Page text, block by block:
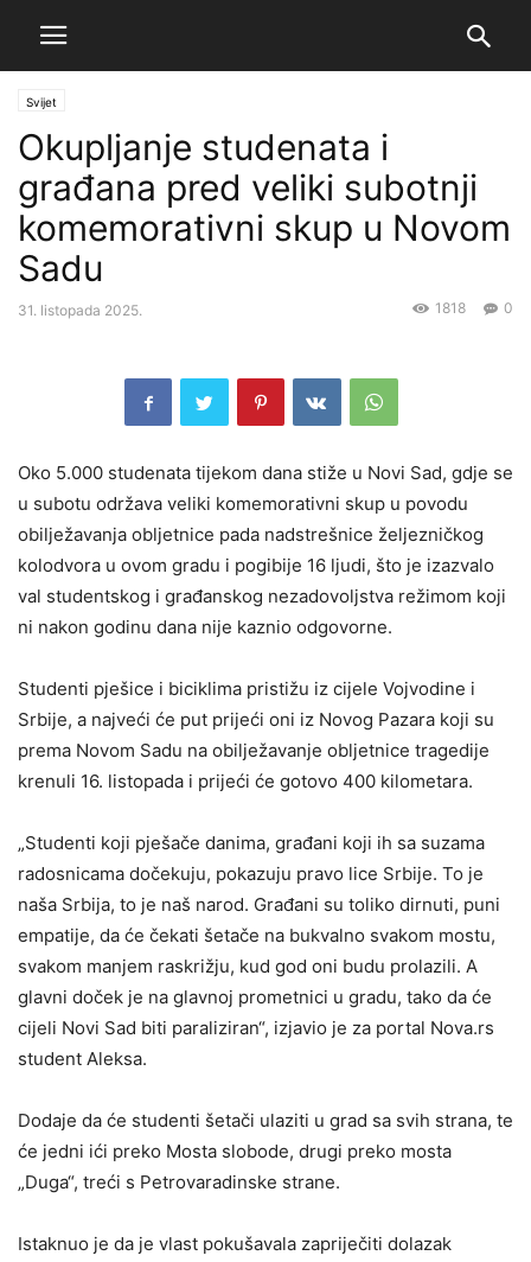
Svijet
Okupljanje studenata i
građana pred veliki subotnji
komemorativni skup u Novom
Sadu
31. listopada 2025. 0
1818
Oko 5.000 studenata tijekom dana stiže u Novi Sad, gdje se
u subotu održava veliki komemorativni skup u povodu
obilježavanja obljetnice pada nadstrešnice željezničkog
kolodvora u ovom gradu i pogibije 16 ljudi, što je izazvalo
val studentskog i građanskog nezadovoljstva režimom koji
ni nakon godinu dana nije kaznio odgovorne.
Studenti pješice i biciklima pristižu iz cijele Vojvodine i
Srbije, a najveći će put prijeći oni iz Novog Pazara koji su
prema Novom Sadu na obilježavanje obljetnice tragedije
krenuli 16. listopada i prijeći će gotovo 400 kilometara.
„Studenti koji pješače danima, građani koji ih sa suzama
radosnicama dočekuju, pokazuju pravo lice Srbije. To je
naša Srbija, to je naš narod. Građani su toliko dirnuti, puni
empatije, da će čekati šetače na bukvalno svakom mostu,
svakom manjem raskrižju, kud god oni budu prolazili. A
glavni doček je na glavnoj prometnici u gradu, tako da će
cijeli Novi Sad biti paraliziran“, izjavio je za portal Nova.rs
student Aleksa.
Dodaje da će studenti šetači ulaziti u grad sa svih strana, te
će jedni ići preko Mosta slobode, drugi preko mosta
„Duga“, treći s Petrovaradinske strane.
Istaknuo je da je vlast pokušavala zapriječiti dolazak